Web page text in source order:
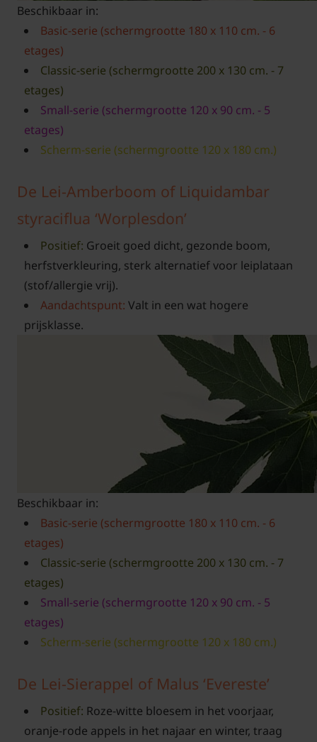
Beschikbaar in:
Basic-serie (schermgrootte 180 x 110 cm. - 6
etages)
Classic-serie (schermgrootte 200 x 130 cm. - 7
etages)
Small-serie (schermgrootte 120 x 90 cm. - 5
etages)
Scherm-serie (schermgrootte 120 x 180 cm.)
De Lei-Amberboom of Liquidambar
styraciflua ‘Worplesdon’
Positief: Groeit goed dicht, gezonde boom,
herfstverkleuring, sterk alternatief voor leiplataan
(stof/allergie vrij).
Aandachtspunt: Valt in een wat hogere
prijsklasse.
Beschikbaar in:
Basic-serie (schermgrootte 180 x 110 cm. - 6
etages)
Classic-serie (schermgrootte 200 x 130 cm. - 7
etages)
Small-serie (schermgrootte 120 x 90 cm. - 5
etages)
Scherm-serie (schermgrootte 120 x 180 cm.)
De Lei-Sierappel of Malus ‘Evereste’
Positief: Roze-witte bloesem in het voorjaar,
oranje-rode appels in het najaar en winter, traag